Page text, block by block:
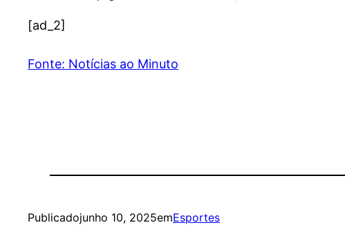
[ad_2]
Fonte: Notícias ao Minuto
Publicadojunho 10, 2025emEsportes